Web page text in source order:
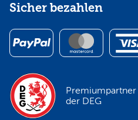
Sicher bezahlen
Premiumpartner
der DEG